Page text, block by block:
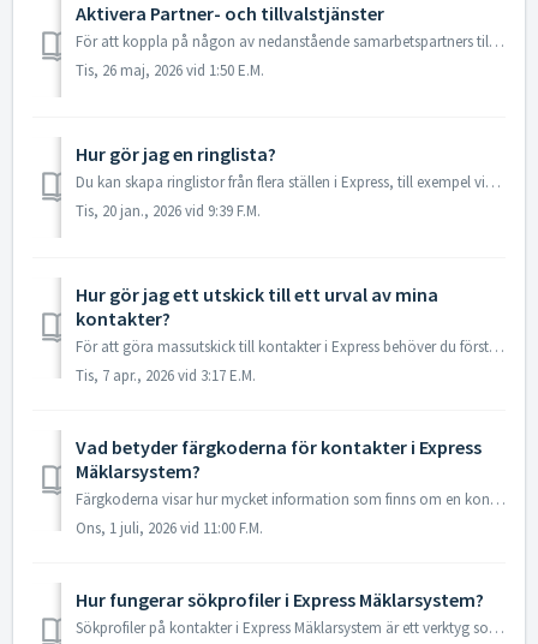
Aktivera Partner- och tillvalstjänster
För att koppla på någon av nedanstående samarbetspartners till ditt kontor i mäklarsystemet så kontaktar du vår produktsupport. Kontakta Support För att k...
Tis, 26 maj, 2026 vid 1:50 E.M.
Hur gör jag en ringlista?
Du kan skapa ringlistor från flera ställen i Express, till exempel via en kontaktlista, spekulantfliken på ett objekt eller "säljtratten" på start...
Tis, 20 jan., 2026 vid 9:39 F.M.
Hur gör jag ett utskick till ett urval av mina
kontakter?
För att göra massutskick till kontakter i Express behöver du först skapa en kontaktlista och sedan välja om utskicket ska göras med e-post eller sms. E-post...
Tis, 7 apr., 2026 vid 3:17 E.M.
Vad betyder färgkoderna för kontakter i Express
Mäklarsystem?
Färgkoderna visar hur mycket information som finns om en kontakt och hur aktiv bearbetningen är. De syns både på kontaktkortet och i intagstratten på starts...
Ons, 1 juli, 2026 vid 11:00 F.M.
Hur fungerar sökprofiler i Express Mäklarsystem?
Sökprofiler på kontakter i Express Mäklarsystem är ett verktyg som används för att kunna matcha bostäder mot en spekulants önskemål. Fördelar med att an...